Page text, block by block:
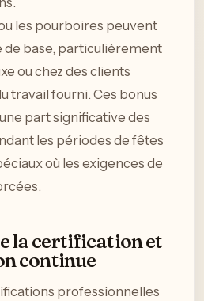
les pourboires peuvent
base, particulièrement
ou chez des clients
travail fourni. Ces bonus
part significative des
les périodes de fêtes
où les exigences de
la certification et
continue
professionnelles